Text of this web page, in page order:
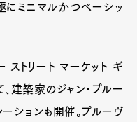
にミニマルかつベーシッ
ストリート マーケット ギ
建築家のジャン・プルー
ーションも開催。プルーヴ